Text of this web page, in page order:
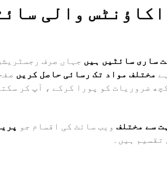
والی
ساری سائٹیں ہیں جہاں صرف
مختلف مواد تک رسائی حاصل کریں
ضروریات کو پورا کرکے ، آپ کر
سے مختلف ویب سائٹ کی اقسام جو
ہیں۔